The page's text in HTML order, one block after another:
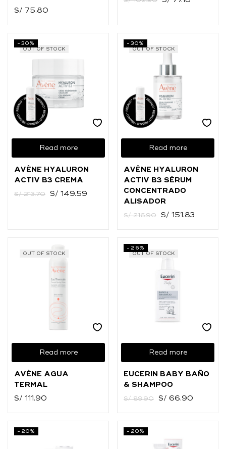
S/
75.80
OUT OF STOCK
Read more
-30%
AVÈNE HYALURON
ACTIV B3 CREMA
S/213.70 S/ 149.59
OUT OF STOCK
Read more
-30%
AVÈNE HYALURON
ACTIV B3 SÉRUM
CONCENTRADO
ALISADOR
S/216.90 S/ 151.83
OUT OF STOCK
Read more
AVÈNE AGUA
TERMAL
S/ 111.90
OUT OF STOCK
Read more
-26%
EUCERIN BABY BAÑO
& SHAMPOO
S/89.90 S/ 66.90
-20% -20%